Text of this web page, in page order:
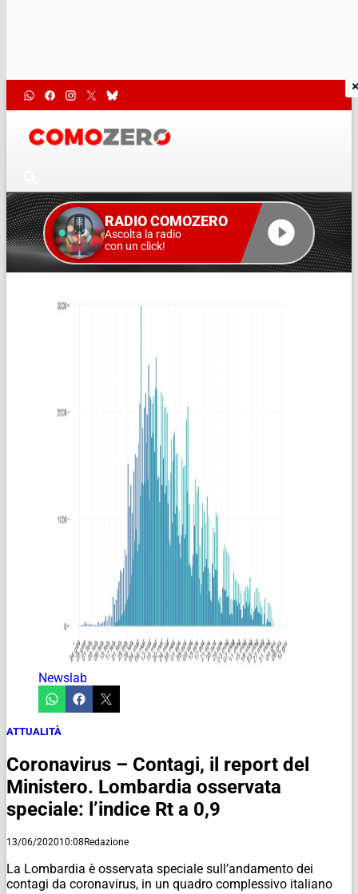
RADIO COMOZERO
Ascolta la radio
con un click!
Newslab
ATTUALITÀ
Coronavirus – Contagi, il report del
Ministero. Lombardia osservata
speciale: l’indice Rt a 0,9
13/06/202010:08Redazione
La Lombardia è osservata speciale sull’andamento dei
contagi da coronavirus, in un quadro complessivo italiano